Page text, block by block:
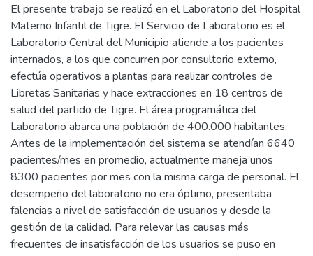
El presente trabajo se realizó en el Laboratorio del Hospital
Materno Infantil de Tigre. El Servicio de Laboratorio es el
Laboratorio Central del Municipio atiende a los pacientes
internados, a los que concurren por consultorio externo,
efectúa operativos a plantas para realizar controles de
Libretas Sanitarias y hace extracciones en 18 centros de
salud del partido de Tigre. El área programática del
Laboratorio abarca una población de 400.000 habitantes.
Antes de la implementación del sistema se atendían 6640
pacientes/mes en promedio, actualmente maneja unos
8300 pacientes por mes con la misma carga de personal. El
desempeño del laboratorio no era óptimo, presentaba
falencias a nivel de satisfacción de usuarios y desde la
gestión de la calidad. Para relevar las causas más
frecuentes de insatisfacción de los usuarios se puso en